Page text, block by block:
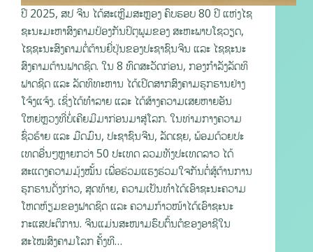
ປີ 2025, ສປ ຈີນ ໄດ້ສະເຫຼີມສະຫຼອງ ຄົບຮອບ 80 ປີ ແຫ່ງໄຊ
ຊະນະມະຫາສົງຄາມປ້ອງກັນປິຕຸພູມຂອງ ສະຫະພາບໂຊວຽດ,
ໄຊຊະນະສົງຄາມຕໍ່ຕ້ານຍີ່ປຸ່ນຂອງປະຊາຊົນຈີນ ແລະ ໄຊຊະນະ
ສົງຄາມຕ້ານຟາດຊິດ. ໃນ 8 ທົດສະວັດກ່ອນ, ກອງກຳລັງລັດທິ
ຟາດຊິດ ແລະ ລັດທິທະຫານ ໄດ້ເປີດສາກສົງຄາມຮຸກຮານຢ່າງ
ໂຈ້ງແຈ້ງ. ເຊິ່ງໄດ້ທໍາລາຍ ແລະ ໄດ້ສ້າງຄວາມເສຍຫາຍອັນ
ໃຫຍ່ຫຼວງທີ່ບໍ່ເຄີຍມີມາກ່ອນມາສູ່ໂລກ. ໃນທ່າມກາງຄວາມ
ຊົ່ວຮ້າຍ ແລະ ມືດມົນ, ປະຊາຊົນຈີນ, ລັດເຊຍ, ພ້ອມດ້ວຍປະ
ເທດອື່ນໆຫຼາຍກວ່າ 50 ປະເທດ ລວມທັງປະເທດລາວ ໄດ້
ສະແດງຄວາມມຸ້ງໝັ້ນ ເພື່ອຮ່ວມແຮງຮ່ວມໃຈກັນຕໍ່ສູ້ຕ້ານການ
ຮຸກຮານດັ່ງກ່າວ, ສຸດທ້າຍ, ຄວາມເປັນທໍາໄດ້ເອົາຊະນະຄວາມ
ໂຫດຫ້ຽມຂອງຟາດຊິດ ແລະ ຄວາມກ້າວໜ້າໄດ້ເອົາຊະນະ
ກະແສປະຕິການ. ຈີນແມ່ນສະໜາມຮົບຕົ້ນຕໍຂອງອາຊີໃນ
ສະໄໝສົງຄາມໂລກ ຄັ້ງທີ…